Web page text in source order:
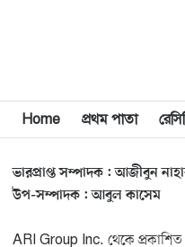
মিশিগানে ফ্রেন্ডস
মিশিগানে
কেন এত মরিয়া
১২
মুনা দাওয়াহ কনফারেন্স
১৩
Home প্রথম পাতা
ভারপ্রাপ্ত সম্পাদক : আজীবুন
উপ-সম্পাদক : আবুল কাসেম
ARI Group Inc. থেকে